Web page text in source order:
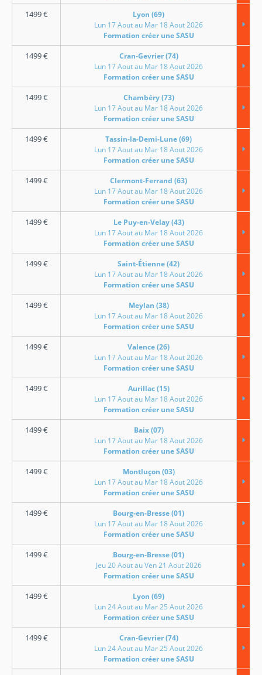
1499€
Lyon (69)
Lun 17 Aout au Mar 18 Aout 2026
Formation créer une SASU
1499€
Cran-Gevrier (74)
Lun 17 Aout au Mar 18 Aout 2026
Formation créer une SASU
1499€
Chambéry (73)
Lun 17 Aout au Mar 18 Aout 2026
Formation créer une SASU
1499€
Tassin-la-Demi-Lune (69)
Lun 17 Aout au Mar 18 Aout 2026
Formation créer une SASU
1499€
Clermont-Ferrand (63)
Lun 17 Aout au Mar 18 Aout 2026
Formation créer une SASU
1499€
Le Puy-en-Velay (43)
Lun 17 Aout au Mar 18 Aout 2026
Formation créer une SASU
1499€
Saint-Étienne (42)
Lun 17 Aout au Mar 18 Aout 2026
Formation créer une SASU
1499€
Meylan (38)
Lun 17 Aout au Mar 18 Aout 2026
Formation créer une SASU
1499€
Valence (26)
Lun 17 Aout au Mar 18 Aout 2026
Formation créer une SASU
1499€
Aurillac (15)
Lun 17 Aout au Mar 18 Aout 2026
Formation créer une SASU
1499€
Baix (07)
Lun 17 Aout au Mar 18 Aout 2026
Formation créer une SASU
1499€
Montluçon (03)
Lun 17 Aout au Mar 18 Aout 2026
Formation créer une SASU
1499€
Bourg-en-Bresse (01)
Lun 17 Aout au Mar 18 Aout 2026
Formation créer une SASU
1499€
Bourg-en-Bresse (01)
Jeu 20 Aout au Ven 21 Aout 2026
Formation créer une SASU
1499€
Lyon (69)
Lun 24 Aout au Mar 25 Aout 2026
Formation créer une SASU
1499€
Cran-Gevrier (74)
Lun 24 Aout au Mar 25 Aout 2026
Formation créer une SASU